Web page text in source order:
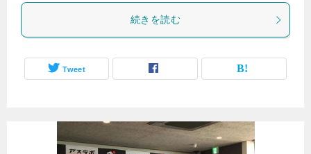
続きを読む
Tweet